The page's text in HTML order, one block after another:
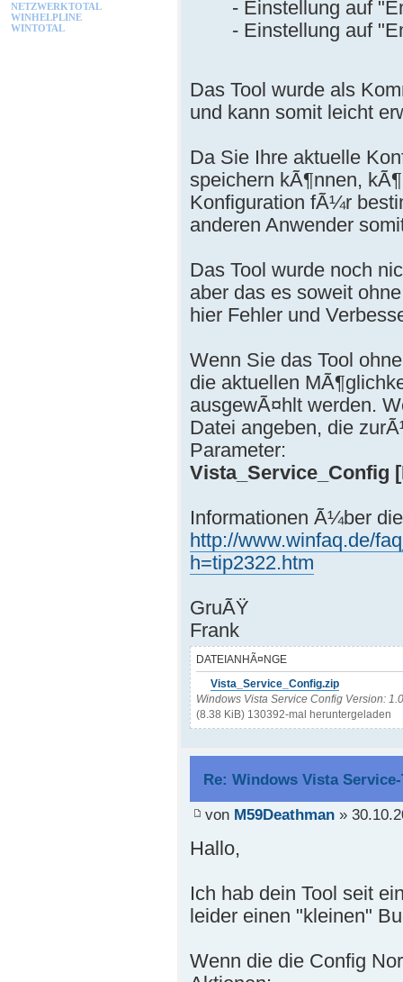
- Einstellung auf
- Einstellung auf
Das Tool wurde als
und kann somit leicht
Da Sie Ihre aktuelle
speichern kÃ¶nnen,
Konfiguration fÃ¼r
anderen Anwender
Das Tool wurde noch
aber das es soweit
hier Fehler und
Wenn Sie das Tool
die aktuellen
ausgewÃ¤hlt werden.
Datei angeben, die
Parameter:
Vista_Service_Config
Informationen Ã¼ber
http://www.winfaq.de/
h=tip2322.htm
GruÃŸ
Frank
DATEIANHÃ¤NGE
Vista_Service_Config.zip
Windows Vista Service Config Version: 1.0
(8.38 KiB) 130392-mal heruntergeladen
Re: Windows Vista
von M59Deathman»
Hallo,
Ich hab dein Tool seit
leider einen "kleinen"
Wenn die die Config
NETZWERKTOTAL
WINHELPLINE
WINTOTAL